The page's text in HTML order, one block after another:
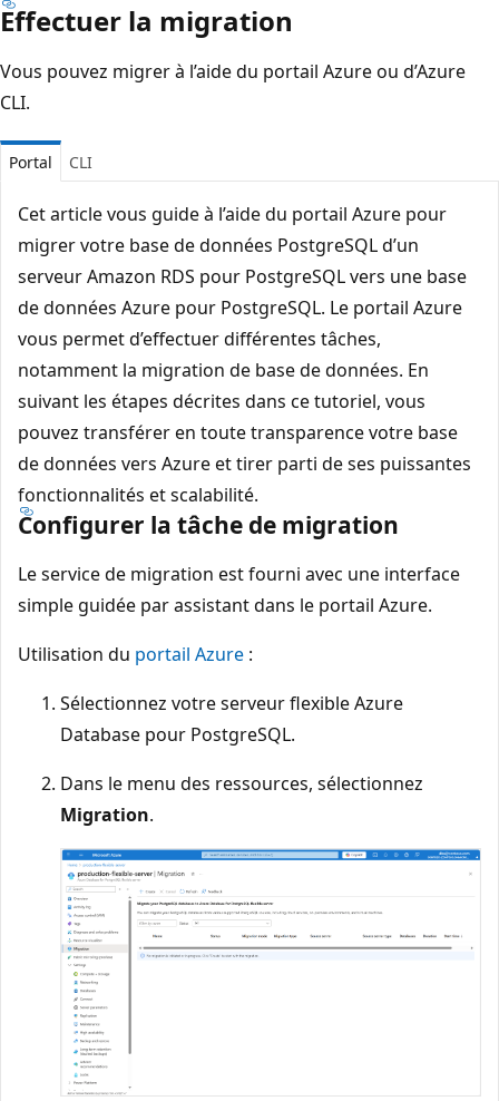
Effectuer la migration
Vous pouvez migrer à l’aide du portail Azure ou d’Azure
CLI.
Portal CLI
Cet article vous guide à l’aide du portail Azure pour
migrer votre base de données PostgreSQL d’un
serveur Amazon RDS pour PostgreSQL vers une base
de données Azure pour PostgreSQL. Le portail Azure
vous permet d’effectuer différentes tâches,
notamment la migration de base de données. En
suivant les étapes décrites dans ce tutoriel, vous
pouvez transférer en toute transparence votre base
de données vers Azure et tirer parti de ses puissantes
fonctionnalités et scalabilité.
Configurer la tâche de migration
Le service de migration est fourni avec une interface
simple guidée par assistant dans le portail Azure.
Utilisation du portail Azure :
Sélectionnez votre serveur flexible Azure
Database pour PostgreSQL.
Dans le menu des ressources, sélectionnez
Migration.